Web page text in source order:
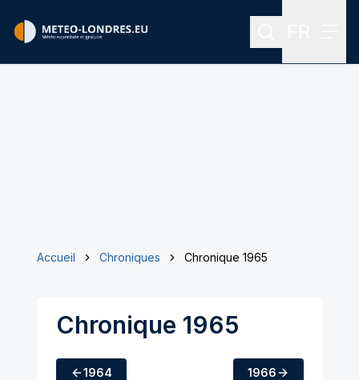
Rechercher
Accueil Chroniques Chronique 1965
Chronique 1965
1964 1966